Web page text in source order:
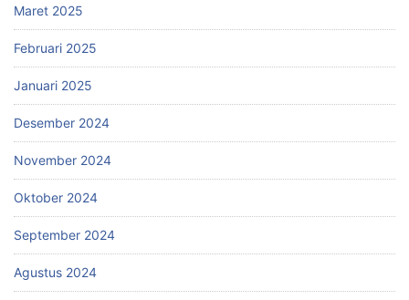
Maret 2025
Februari 2025
Januari 2025
Desember 2024
November 2024
Oktober 2024
September 2024
Agustus 2024